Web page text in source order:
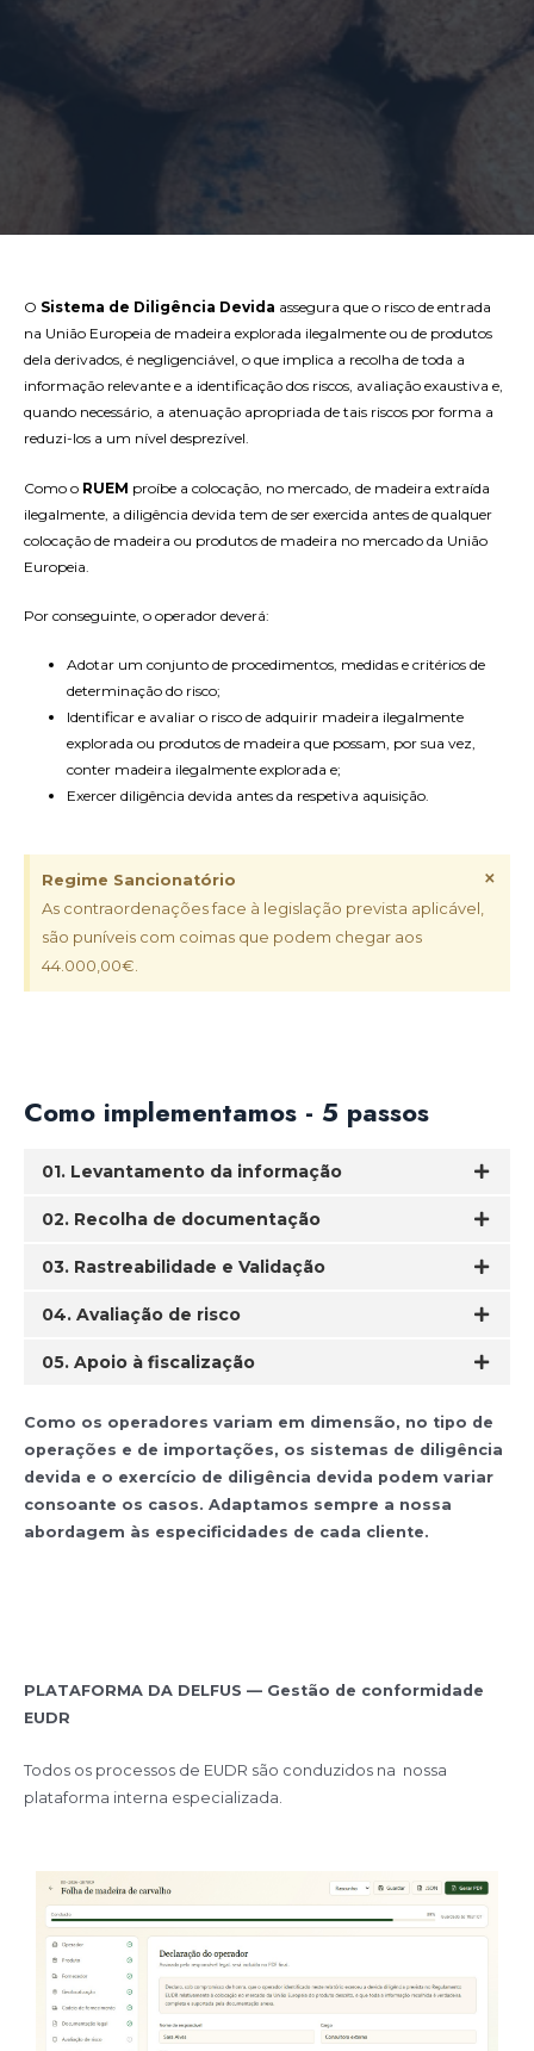
O Sistema de Diligência Devida assegura que o risco de entrada
na União Europeia de madeira explorada ilegalmente ou de produtos
dela derivados, é negligenciável, o que implica a recolha de toda a
informação relevante e a identificação dos riscos, avaliação exaustiva e,
quando necessário, a atenuação apropriada de tais riscos por forma a
reduzi-los a um nível desprezível.
Como o RUEM proíbe a colocação, no mercado, de madeira extraída
ilegalmente, a diligência devida tem de ser exercida antes de qualquer
colocação de madeira ou produtos de madeira no mercado da União
Europeia.
Por conseguinte, o operador deverá:
Adotar um conjunto de procedimentos, medidas e critérios de
determinação do risco;
Identificar e avaliar o risco de adquirir madeira ilegalmente
explorada ou produtos de madeira que possam, por sua vez,
conter madeira ilegalmente explorada e;
Exercer diligência devida antes da respetiva aquisição.
Regime Sancionatório
As contraordenações face à legislação prevista aplicável,
são puníveis com coimas que podem chegar aos
44.000,00€.
×
Como implementamos - 5 passos
01. Levantamento da informação
02. Recolha de documentação
03. Rastreabilidade e Validação
04. Avaliação de risco
05. Apoio à fiscalização
Como os operadores variam em dimensão, no tipo de
operações e de importações, os sistemas de diligência
devida e o exercício de diligência devida podem variar
consoante os casos. Adaptamos sempre a nossa
abordagem às especificidades de cada cliente.
PLATAFORMA DA DELFUS — Gestão de conformidade
EUDR
Todos os processos de EUDR são conduzidos na nossa
plataforma interna especializada.